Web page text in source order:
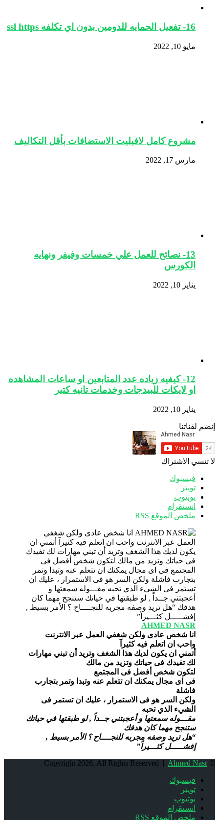
16- تفعيل الحمايه للدومين بدون اي تكلفه ssl https
مايو 10, 2022
مشروع كامل لافيليت الاستضافات بأقل التكاليف
مارس 17, 2022
13- نصائح للعمل علي خمسات وفيفر ونهايه
الكورس
يناير 10, 2022
12- كيفيه زياده عدد المتابعين او ساعات المشاهده
او لايكات للبيدجات وخدمات تانيه كتير
يناير 10, 2022
إنضم لقناتنا
لا تنسي الاشتراك
فيسبوك
تويتر
يوتيوب
انستقرام
ملخص الموقع RSS
AHMED NASR
انا شخص عادى ولكن شغفي العمل عبر الانترنت
واحب ان اتعلم فيه كثيرآ
أتمني ان يكون لديك هذا الشغف وتريد أن تبني مهارات
لك تفيدك فى حياتك وتزيد من مالك
لتكون شخص أفضل فى المجتمع
فى اى مجال يمكنك ان تتعلم عنه وتبدا وتمر بتجارب
فاشلة
ولكن السر هو فى الاستمرار ، عليك ان تستمر فى
الشيء الذي تحبه
مقـــوله سمعتها و أعجبتني جــداً , لو طبقتها في حياتك
ستنجح مهما كان هدفك
“هل تريد وصفه مجربه للنجــــاح ؟ الأمر بسيط ,
إفشـــــل كثـــيراً”
© Copyright 2026, All Rights Reserved |
Ahmed Nasr
فيسبوك
تويتر
يوتيوب
انستقرام
ملخص الموقع RSS